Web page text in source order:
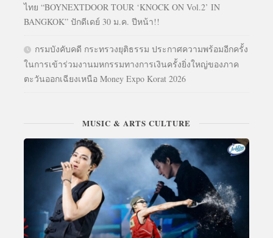
ไทย “BOYNEXTDOOR TOUR ‘KNOCK ON Vol.2’ IN
BANGKOK” ปักดีเดย์ 30 ม.ค. ปีหน้า!!
กรมบังคับคดี กระทรวงยุติธรรม ประกาศความพร้อมอีกครั้ง
ในการเข้าร่วมงานมหกรรมทางการเงินครั้งยิ่งใหญ่ของภาค
ตะวันออกเฉียงเหนือ Money Expo Korat 2026
MUSIC & ARTS CULTURE